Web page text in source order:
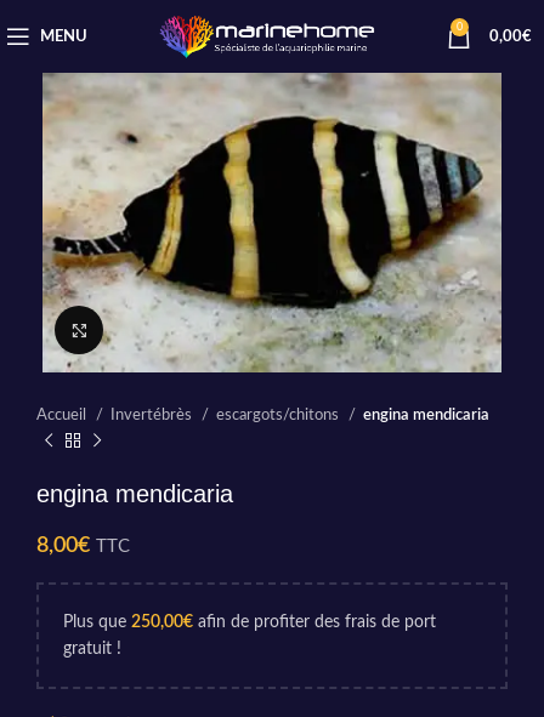
MENU
0
0,00€
Cliquez pour agrandir
Accueil Invertébrès escargots/chitons engina mendicaria
engina mendicaria
8,00€ TTC
Plus que 250,00€ afin de profiter des frais de port
gratuit !